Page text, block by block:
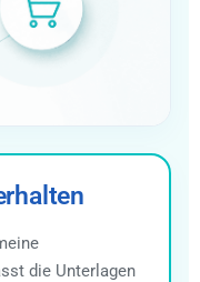
die Unterlagen